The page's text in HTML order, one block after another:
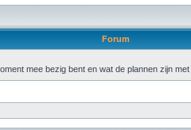
Forum
mee bezig bent en wat de plannen zijn